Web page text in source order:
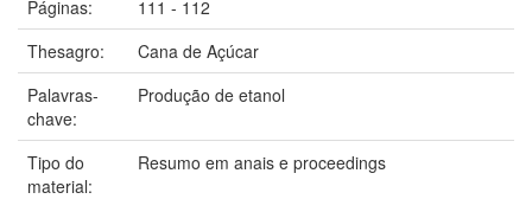
Páginas:
111 - 112
Thesagro:
Cana de Açúcar
Palavras-
chave:
Produção de etanol
Tipo do
material:
Resumo em anais e proceedings